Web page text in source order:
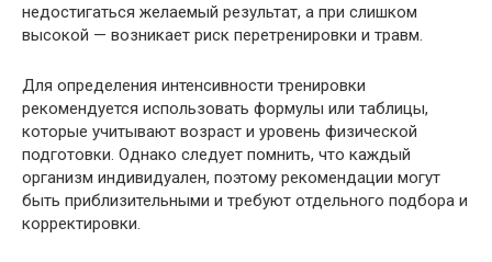
недостигаться желаемый результат, а при слишком
высокой — возникает риск перетренировки и травм.
Для определения интенсивности тренировки
рекомендуется использовать формулы или таблицы,
которые учитывают возраст и уровень физической
подготовки. Однако следует помнить, что каждый
организм индивидуален, поэтому рекомендации могут
быть приблизительными и требуют отдельного подбора и
корректировки.